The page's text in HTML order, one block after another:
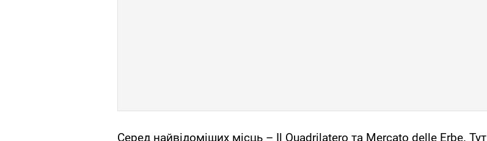
Серед найвідоміших місць – Il Quadrilatero та Mercato delle Erbe. Тут